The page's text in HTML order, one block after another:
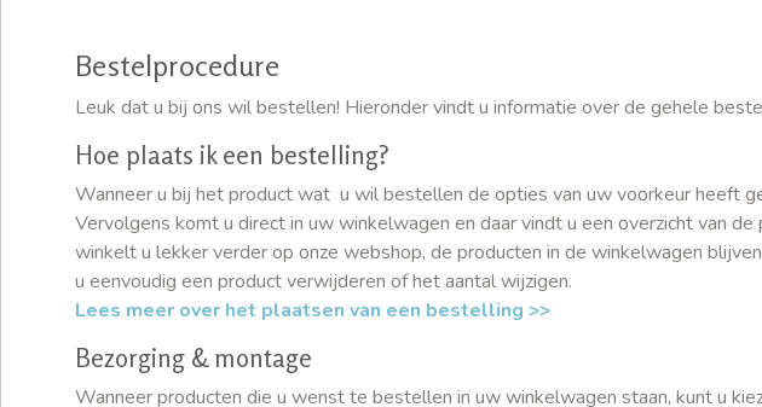
Bestelprocedure
Leuk dat u bij ons wil bestellen! Hieronder vindt u informatie over de gehele
Hoe plaats ik een bestelling?
Wanneer u bij het product wat u wil bestellen de opties van uw voorkeur heeft
Vervolgens komt u direct in uw winkelwagen en daar vindt u een overzicht van
winkelt u lekker verder op onze webshop, de producten in de winkelwagen
u eenvoudig een product verwijderen of het aantal wijzigen.
Lees meer over het plaatsen van een bestelling >>
Bezorging & montage
Wanneer producten die u wenst te bestellen in uw winkelwagen staan, kunt u